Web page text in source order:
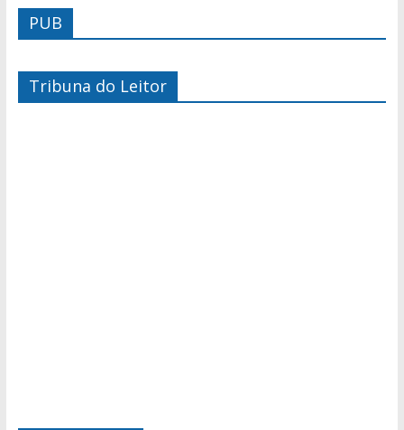
PUB
Tribuna do Leitor